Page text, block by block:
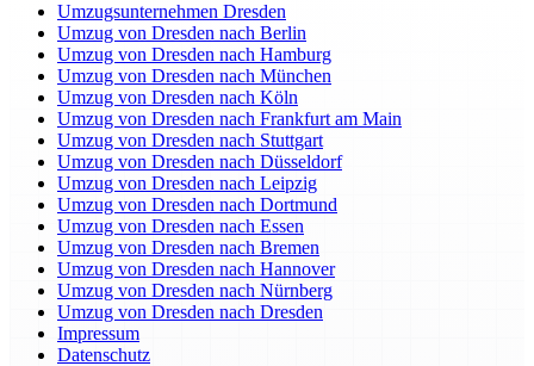
Umzugsunternehmen Dresden
Umzug von Dresden nach Berlin
Umzug von Dresden nach Hamburg
Umzug von Dresden nach München
Umzug von Dresden nach Köln
Umzug von Dresden nach Frankfurt am Main
Umzug von Dresden nach Stuttgart
Umzug von Dresden nach Düsseldorf
Umzug von Dresden nach Leipzig
Umzug von Dresden nach Dortmund
Umzug von Dresden nach Essen
Umzug von Dresden nach Bremen
Umzug von Dresden nach Hannover
Umzug von Dresden nach Nürnberg
Umzug von Dresden nach Dresden
Impressum
Datenschutz